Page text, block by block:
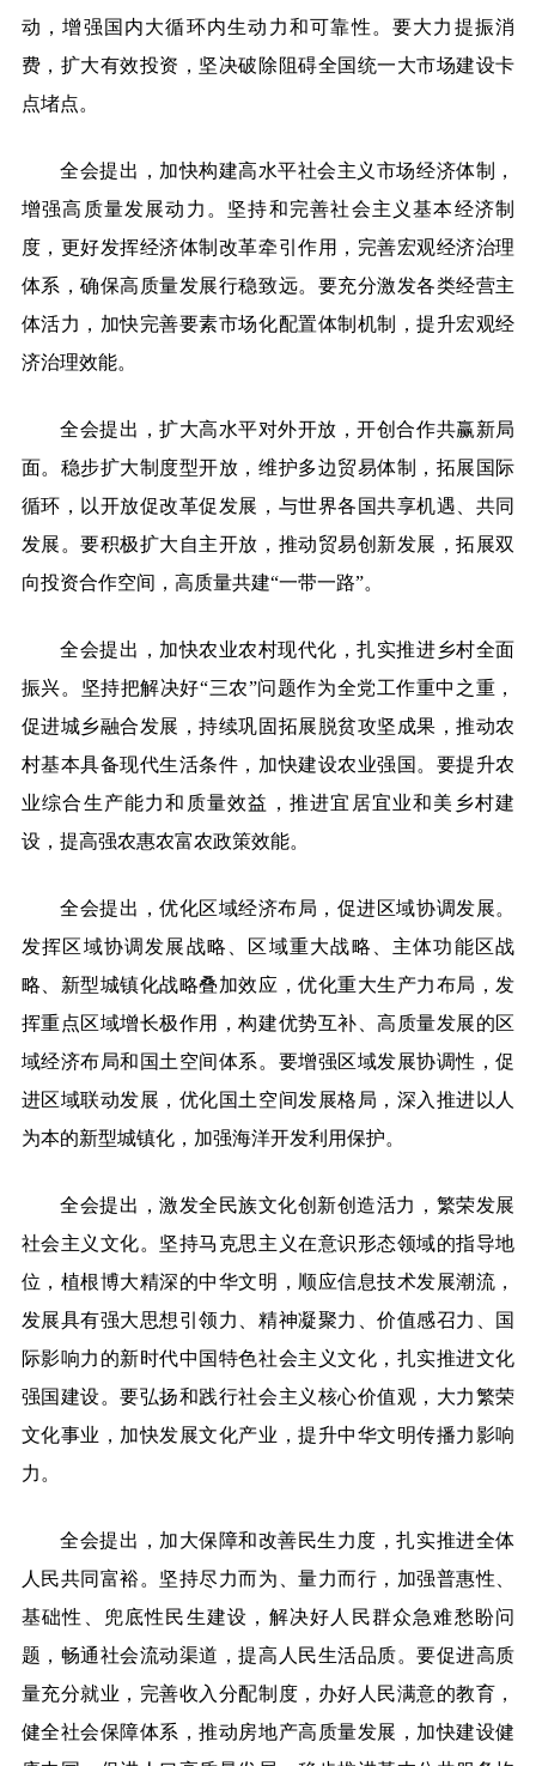
动，增强国内大循环内生动力和可靠性。要大力提振消
费，扩大有效投资，坚决破除阻碍全国统一大市场建设卡
点堵点。
全会提出，加快构建高水平社会主义市场经济体制，
增强高质量发展动力。坚持和完善社会主义基本经济制
度，更好发挥经济体制改革牵引作用，完善宏观经济治理
体系，确保高质量发展行稳致远。要充分激发各类经营主
体活力，加快完善要素市场化配置体制机制，提升宏观经
济治理效能。
全会提出，扩大高水平对外开放，开创合作共赢新局
面。稳步扩大制度型开放，维护多边贸易体制，拓展国际
循环，以开放促改革促发展，与世界各国共享机遇、共同
发展。要积极扩大自主开放，推动贸易创新发展，拓展双
向投资合作空间，高质量共建“一带一路”。
全会提出，加快农业农村现代化，扎实推进乡村全面
振兴。坚持把解决好“三农”问题作为全党工作重中之重，
促进城乡融合发展，持续巩固拓展脱贫攻坚成果，推动农
村基本具备现代生活条件，加快建设农业强国。要提升农
业综合生产能力和质量效益，推进宜居宜业和美乡村建
设，提高强农惠农富农政策效能。
全会提出，优化区域经济布局，促进区域协调发展。
发挥区域协调发展战略、区域重大战略、主体功能区战
略、新型城镇化战略叠加效应，优化重大生产力布局，发
挥重点区域增长极作用，构建优势互补、高质量发展的区
域经济布局和国土空间体系。要增强区域发展协调性，促
进区域联动发展，优化国土空间发展格局，深入推进以人
为本的新型城镇化，加强海洋开发利用保护。
全会提出，激发全民族文化创新创造活力，繁荣发展
社会主义文化。坚持马克思主义在意识形态领域的指导地
位，植根博大精深的中华文明，顺应信息技术发展潮流，
发展具有强大思想引领力、精神凝聚力、价值感召力、国
际影响力的新时代中国特色社会主义文化，扎实推进文化
强国建设。要弘扬和践行社会主义核心价值观，大力繁荣
文化事业，加快发展文化产业，提升中华文明传播力影响
力。
全会提出，加大保障和改善民生力度，扎实推进全体
人民共同富裕。坚持尽力而为、量力而行，加强普惠性、
基础性、兜底性民生建设，解决好人民群众急难愁盼问
题，畅通社会流动渠道，提高人民生活品质。要促进高质
量充分就业，完善收入分配制度，办好人民满意的教育，
健全社会保障体系，推动房地产高质量发展，加快建设健